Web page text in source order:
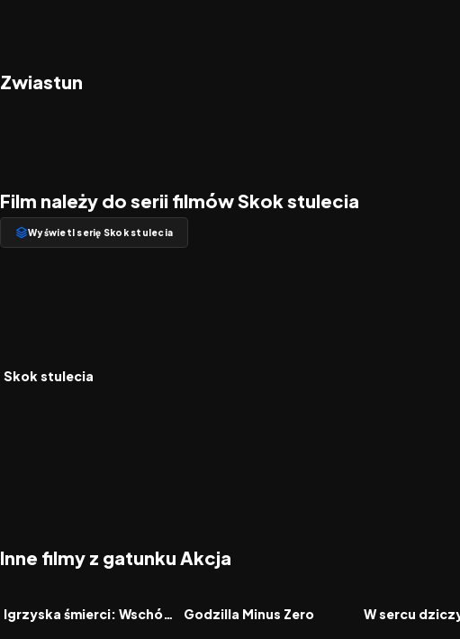
Zwiastun
Film należy do serii filmów Skok stulecia
Wyświetl serię Skok stulecia
FILM
Skok stulecia
Inne filmy z gatunku Akcja
FILM Igrzyska śmierci: Wschód słońca w dniu dożynek FILM
Godzilla Minus Zero FILM
W sercu